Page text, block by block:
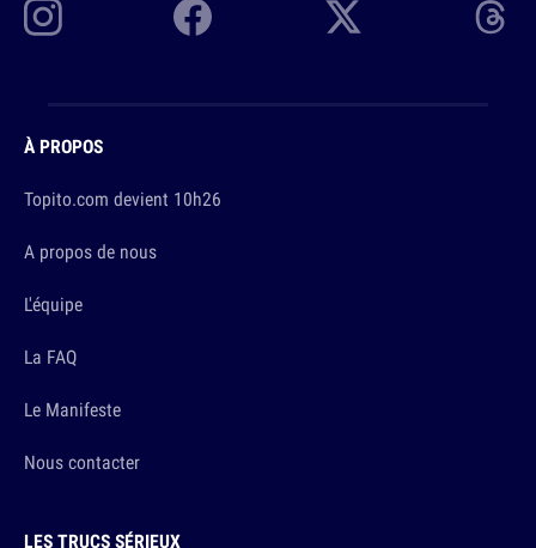
À PROPOS
Topito.com devient 10h26
A propos de nous
L'équipe
La FAQ
Le Manifeste
Nous contacter
LES TRUCS SÉRIEUX